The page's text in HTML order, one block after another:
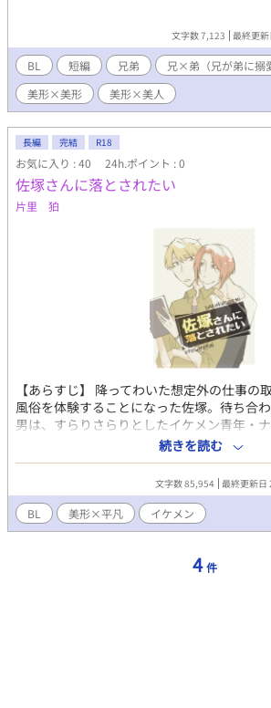
文字数 7,123 最終更
BL 短編 兄弟 兄×弟（兄が弟に搦
美形×美形
美形×美人
長編 完結 R18
お気に入り : 40 24h.ポイント : 0
佐塚さんに落とされたい
片里 狛
【あらすじ】 降ってわいた想定外の仕事の
風俗を体験することになった佐塚。待ち合
男は、すらりさらりとしたイケメン青年・
な創作BL小説です。若干長め予定。真面目
三歳児。 【攻】倉持汀 25歳。女性向け風
目好青年。絶妙に不幸な人生驀進中。好き
てみたい。きつめの顔でやわらかく笑う美
歳。ＡＶ制作メーカー『アッパーズキャスト
のつかない足フェチ。倫理観はまともだけ
続きを読む
文字数 85,954 最終更新
BL 美形×平凡 イケメン
4 件